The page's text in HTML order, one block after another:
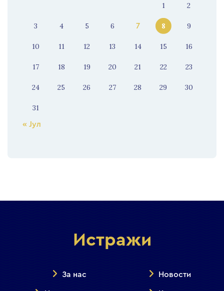
1 2
3 4 5 6 7 8 9
10 11 12 13 14 15 16
17 18 19 20 21 22 23
24 25 26 27 28 29 30
31
« Јул
Истражи
За нас Новости